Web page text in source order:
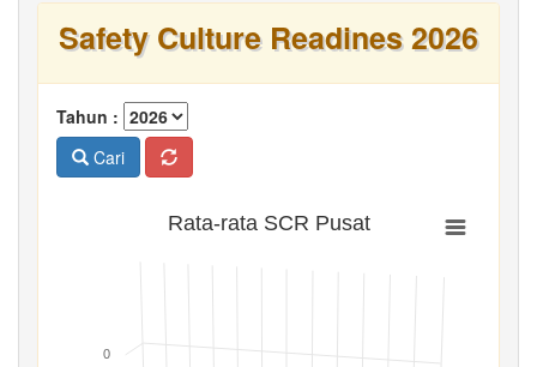
Safety Culture Readines 2026
Tahun :
Cari
Rata-rata SCR Pusat
0